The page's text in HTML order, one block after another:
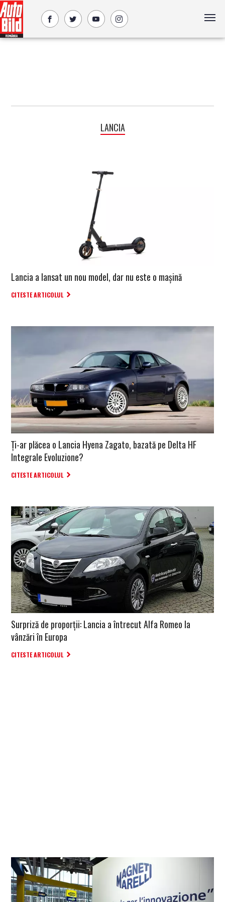
LANCIA
Lancia a lansat un nou model, dar nu este o mașină
CITESTE ARTICOLUL
Ți-ar plăcea o Lancia Hyena Zagato, bazată pe Delta HF
Integrale Evoluzione?
CITESTE ARTICOLUL
Surpriză de proporții: Lancia a întrecut Alfa Romeo la
vânzări în Europa
CITESTE ARTICOLUL